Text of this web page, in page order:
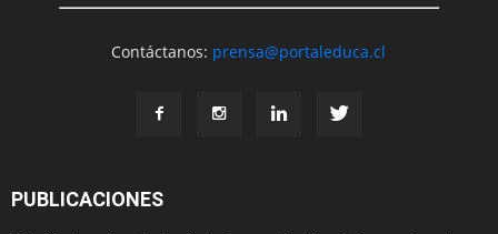
Contáctanos: prensa@portaleduca.cl
PUBLICACIONES